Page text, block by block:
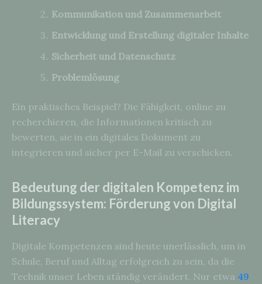
Kommunikation und Zusammenarbeit
Entwicklung und Erstellung digitaler Inhalte
Sicherheit und Datenschutz
Problemlösung
Ein praktisches Beispiel? Die Fähigkeit, online zu
recherchieren, die Informationen kritisch zu
bewerten, sie in ein digitales Dokument zu
integrieren und sicher per E-Mail zu verschicken.
Bedeutung der digitalen Kompetenz im
Bildungssystem: Förderung von Digital
Literacy
Digitale Kompetenzen sind heute unerlässlich, um in
Schule, Beruf und Alltag erfolgreich zu sein, da die
Technik unser Leben ständig verändert. Nur etwa 49